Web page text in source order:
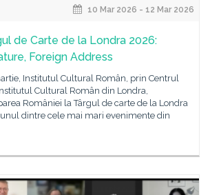
10 Mar 2026 - 12 Mar 2026
de Carte de la Londra 2026:
Foreign Address
Institutul Cultural Român, prin Centrul
Cultural Român din Londra,
României la Târgul de carte de la Londra
unul dintre cele mai mari evenimente din